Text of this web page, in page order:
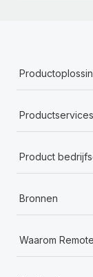
Productservices
Product
Bronnen
Waarom